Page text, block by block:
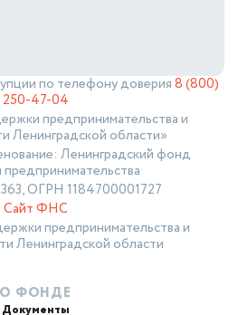
по телефону доверия8 (800)
250-47-04
предпринимательства и
Ленинградской области»
Ленинградский фонд
ОГРН 1184700001727
Сайт ФНС
предпринимательства и
Ленинградской области
О ФОНДЕ
Документы